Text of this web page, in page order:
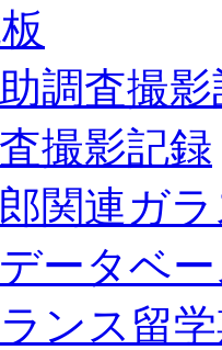
調査撮
撮影記録
関連ガ
ータベ
ンス留